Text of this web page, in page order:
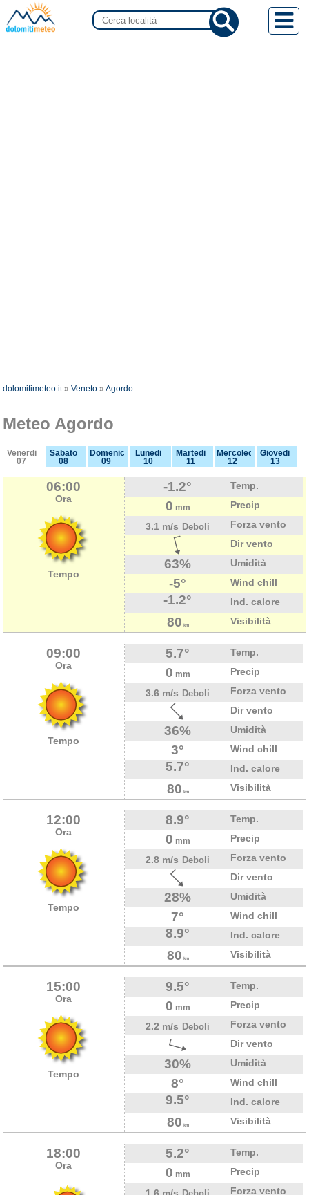
dolomitimeteo.it»Veneto »Agordo
Meteo Agordo
Venerdi
07
Sabato
08
Domenica
09
Lunedi
10
Martedi
11
Mercoledi
12
Giovedi
13
06:00
Ora
Tempo
-1.2° Temp.
0 mm
Precip
3.1 m/s Deboli
Forza vento
Dir vento
63% Umidità
-5° Wind chill
-1.2° Ind. calore
80 km Visibilità
09:00
Ora
Tempo
5.7° Temp.
0 mm
Precip
3.6 m/s Deboli
Forza vento
Dir vento
36% Umidità
3° Wind chill
5.7° Ind. calore
80 km Visibilità
12:00
Ora
Tempo
8.9° Temp.
0 mm
Precip
2.8 m/s Deboli
Forza vento
Dir vento
28% Umidità
7° Wind chill
8.9° Ind. calore
80 km Visibilità
15:00
Ora
Tempo
9.5° Temp.
0 mm
Precip
2.2 m/s Deboli
Forza vento
Dir vento
30% Umidità
8° Wind chill
9.5° Ind. calore
80 km Visibilità
18:00
Ora
5.2° Temp.
0 mm
Precip
Forza vento